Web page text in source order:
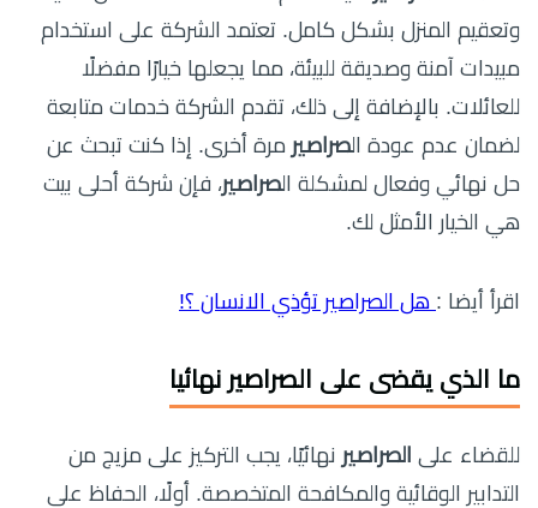
وتعقيم المنزل بشكل كامل. تعتمد الشركة على استخدام
مبيدات آمنة وصديقة للبيئة، مما يجعلها خيارًا مفضلًا
للعائلات. بالإضافة إلى ذلك، تقدم الشركة خدمات متابعة
لضمان عدم عودة الصراصير مرة أخرى. إذا كنت تبحث عن
حل نهائي وفعال لمشكلة الصراصير، فإن شركة أحلى بيت
هي الخيار الأمثل لك.
اقرأ أيضا : هل الصراصير تؤذي الانسان ؟!
ما الذي يقضى على الصراصير نهائيا
للقضاء على الصراصير نهائيًا، يجب التركيز على مزيج من
التدابير الوقائية والمكافحة المتخصصة. أولًا، الحفاظ على